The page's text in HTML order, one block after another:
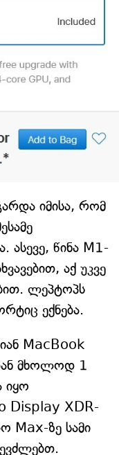
იმისა, რომ
წინა M1-
აქ უკვე
ლეპტოპს
ექნება.
MacBook
მხოლოდ 1
იყო
Display XDR-
Max-ზე სამი